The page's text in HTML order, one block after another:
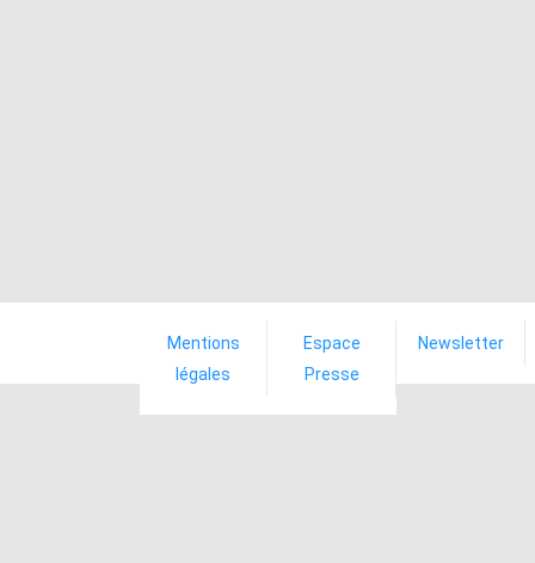
Mentions
légales
Espace
Presse
Newsletter